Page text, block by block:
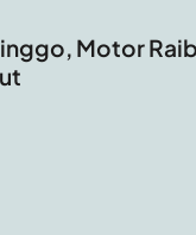
Motor Raib